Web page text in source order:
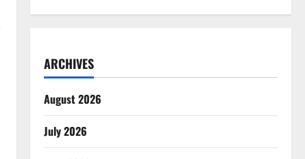
ARCHIVES
August 2026
July 2026